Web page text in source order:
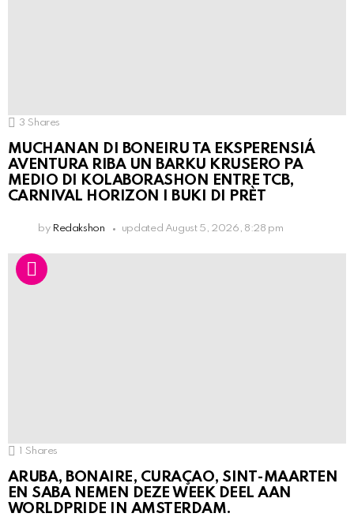
3 Shares
MUCHANAN DI BONEIRU TA EKSPERENSIÁ
AVENTURA RIBA UN BARKU KRUSERO PA
MEDIO DI KOLABORASHON ENTRE TCB,
CARNIVAL HORIZON I BUKI DI PRÈT
by Redakshon updated August 5, 2026, 8:28 pm
Shares
ARUBA, BONAIRE, CURAÇAO, SINT-MAARTEN
EN SABA NEMEN DEZE WEEK DEEL AAN
WORLDPRIDE IN AMSTERDAM.